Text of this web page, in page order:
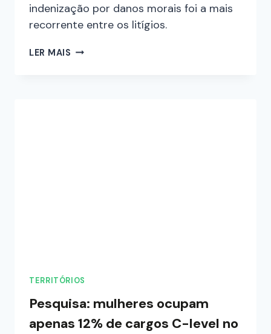
indenização por danos morais foi a mais
recorrente entre os litígios.
LER MAIS
TERRITÓRIOS
Pesquisa: mulheres ocupam
apenas 12% de cargos C-level no